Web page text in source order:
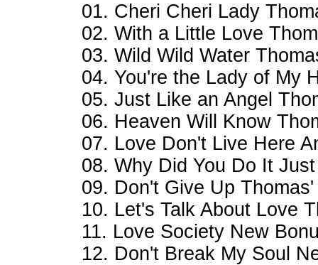
01. Cheri Cheri Lady
02. With a Little Love
03. Wild Wild Water
04. You're the Lady of My
05. Just Like an Angel
06. Heaven Will Know
07. Love Don't Live Here
08. Why Did You Do It
09. Don't Give Up
10. Let's Talk About Love
11. Love Society New
12. Don't Break My Soul